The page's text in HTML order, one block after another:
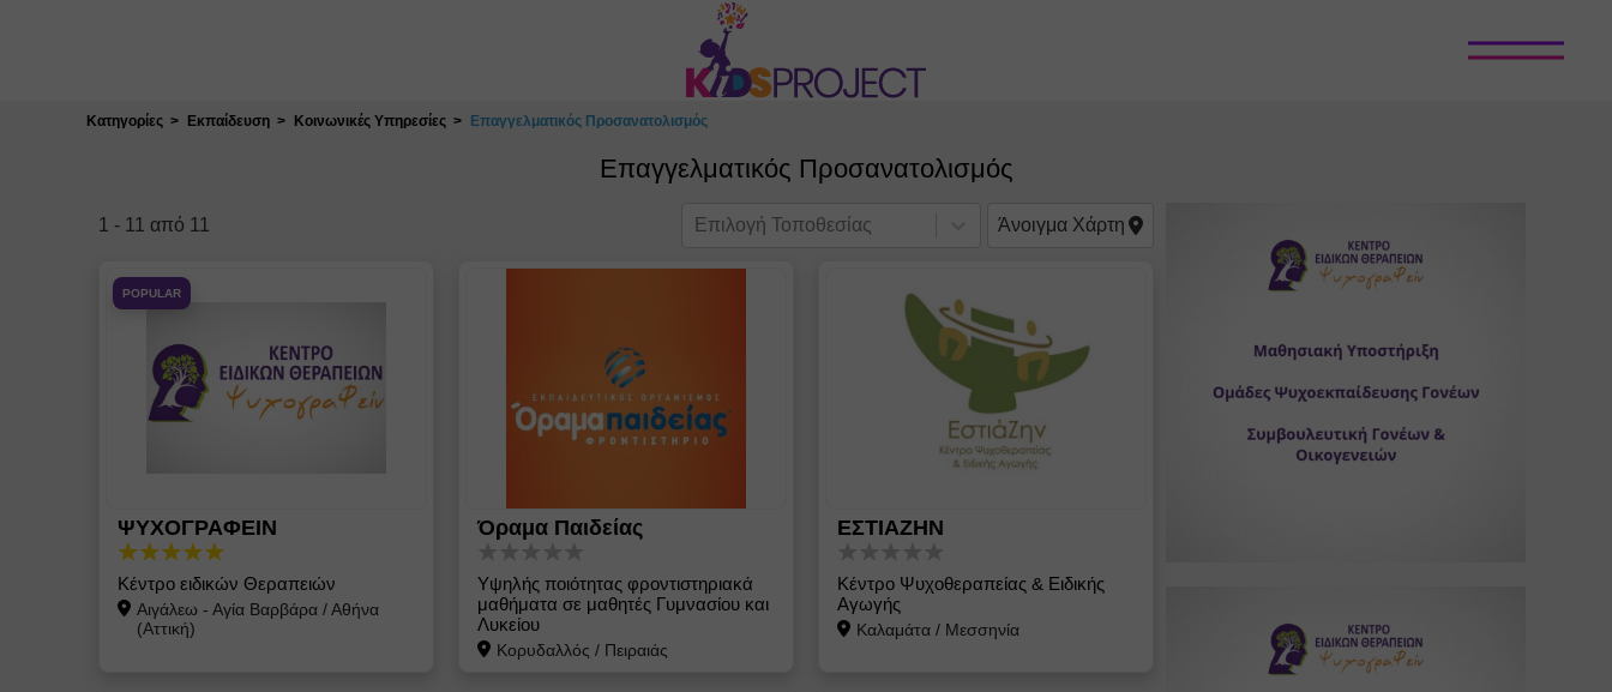
Κατηγορίες Εκπαίδευση Κοινωνικές Υπηρεσίες Επαγγελματικός Προσανατολισμός
Επαγγελματικός Προσανατολισμός
1 - 11 από 11 Επιλογή Τοποθεσίας Άνοιγμα Χάρτη
POPULAR
ΨΥΧΟΓΡΑΦΕΙΝ
Κέντρο ειδικών Θεραπειών
Αιγάλεω - Αγία Βαρβάρα/Αθήνα
(Αττική)
Όραμα Παιδείας
Υψηλής ποιότητας φροντιστηριακά
μαθήματα σε μαθητές Γυμνασίου και
Λυκείου
Κορυδαλλός / Πειραιάς
ΕΣΤΙΑΖΗΝ
Κέντρο Ψυχοθεραπείας & Ειδικής
Αγωγής
Καλαμάτα/ Μεσσηνία